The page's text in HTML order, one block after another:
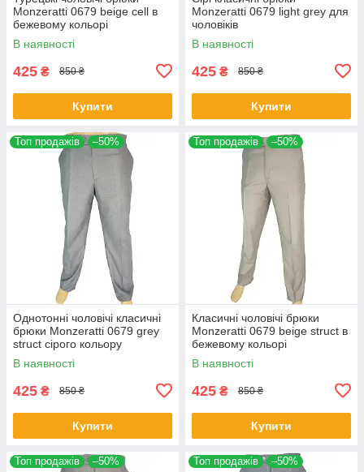
Monzeratti 0679 beige cell в
бежевому кольорі
В наявності
425 ₴ 850 ₴
Купити
Monzeratti 0679 light grey для
чоловіків
В наявності
425 ₴ 850 ₴
Купити
Топ продажів –50%
Однотонні чоловічі класичні
брюки Monzeratti 0679 grey
struct сірого кольору
В наявності
425 ₴ 850 ₴
Купити
Топ продажів –50%
Класичні чоловічі брюки
Monzeratti 0679 beige struct в
бежевому кольорі
В наявності
425 ₴ 850 ₴
Купити
Топ продажів –50% Топ продажів –50%